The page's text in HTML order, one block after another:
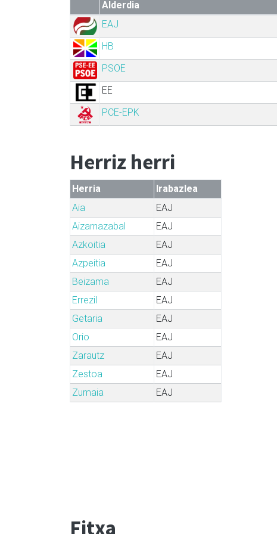
Alderdia
EAJ
HB
PSOE
EE
PCE-EPK
Herriz herri
Herria
Irabazlea
Aia
EAJ
Aizarnazabal
EAJ
Azkoitia
EAJ
Azpeitia
EAJ
Beizama
EAJ
Errezil
EAJ
Getaria
EAJ
Orio
EAJ
Zarautz
EAJ
Zestoa
EAJ
Zumaia
EAJ
Fitxa